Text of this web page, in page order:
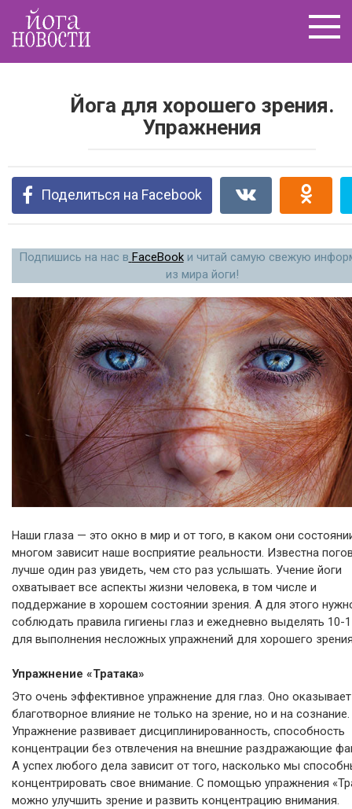
Перейти
контенту
Йога для хорошего зрения.
Упражнения
Поделиться на Facebook
Подпишись на нас в FaceBookи читай самую свежую
из мира йоги!
Наши глаза — это окно в мир и от того, в каком они
многом зависит наше восприятие реальности. Известна
лучше один раз увидеть, чем сто раз услышать. Учение йоги
охватывает все аспекты жизни человека, в том числе и
поддержание в хорошем состоянии зрения. А для этого
соблюдать правила гигиены глаз и ежедневно выделять 10-
для выполнения несложных упражнений для хорошего
Упражнение «Тратака»
Это очень эффективное упражнение для глаз. Оно оказывает
благотворное влияние не только на зрение, но и на сознание.
Упражнение развивает дисциплинированность, способность
концентрации без отвлечения на внешние раздражающие
А успех любого дела зависит от того, насколько мы
концентрировать свое внимание. С помощью упражнения
можно улучшить зрение и развить концентрацию внимания.